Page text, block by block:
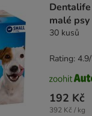
malé psy
30 kusů
192 Kč
392 Kč / kg
Rating: